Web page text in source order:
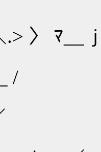
ﾏ__
/